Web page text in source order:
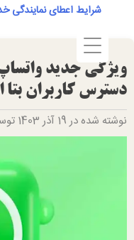
content
شرایط اعطای
ویژگی جدید
دسترس کاربران بتا
نوشته شده در 19 آذر 1403 توسط بهناز رشیدی